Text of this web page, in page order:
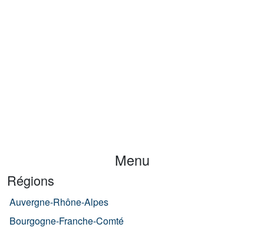
Menu
Régions
Auvergne-Rhône-Alpes
Bourgogne-Franche-Comté